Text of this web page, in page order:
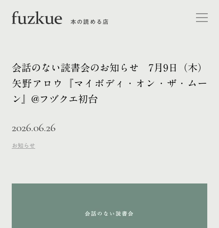
本の読める店
会話のない読書会のお知らせ 7月9日（木）
矢野アロウ『マイボディ・オン・ザ・ムー
ン』@フヅクエ初台
2026.06.26
お知らせ